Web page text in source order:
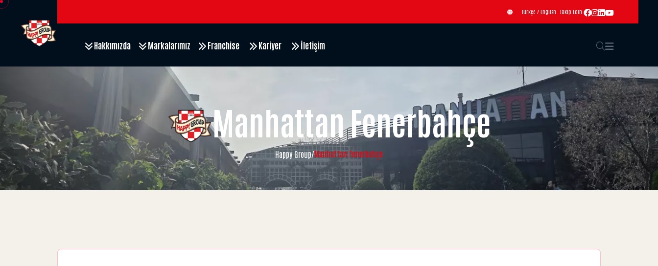
Türkçe / English Takip Edin:
Hakkımızda Markalarımız Franchise Kariyer İletişim
Manhattan Fenerbahçe
Happy Group/Manhattan Fenerbahçe